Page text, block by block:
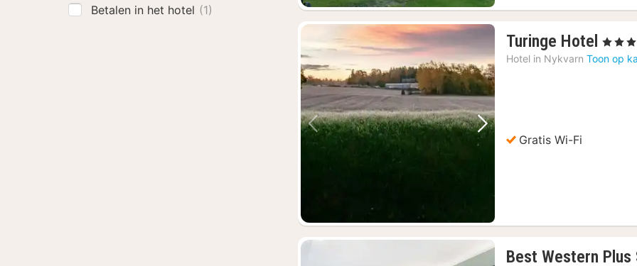
Vorige foto Volgende foto
Turinge Hotel 1
, 3 Sterren
Hotel in Nykvarn Toon op
Gratis Wi-Fi
Best Western Plus
Betalen in het hotel (1)